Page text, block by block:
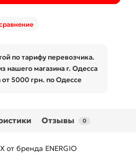
по тарифу перевозчика.
нашего магазина г. Одесса
от 5000 грн. по Одессе
Отзывы 0
от бренда ENERGIO